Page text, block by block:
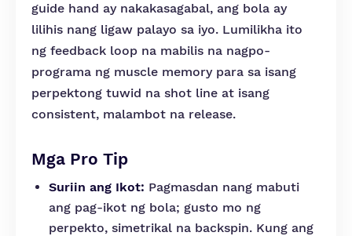
guide hand ay nakakasagabal, ang bola ay
lilihis nang ligaw palayo sa iyo. Lumilikha ito
ng feedback loop na mabilis na nagpo-
programa ng muscle memory para sa isang
perpektong tuwid na shot line at isang
consistent, malambot na release.
Mga Pro Tip
Suriin ang Ikot: Pagmasdan nang mabuti
ang pag-ikot ng bola; gusto mo ng
perpekto, simetrikal na backspin. Kung ang